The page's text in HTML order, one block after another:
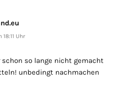
18:11 Uhr
so lange nicht gemacht
unbedingt nachmachen